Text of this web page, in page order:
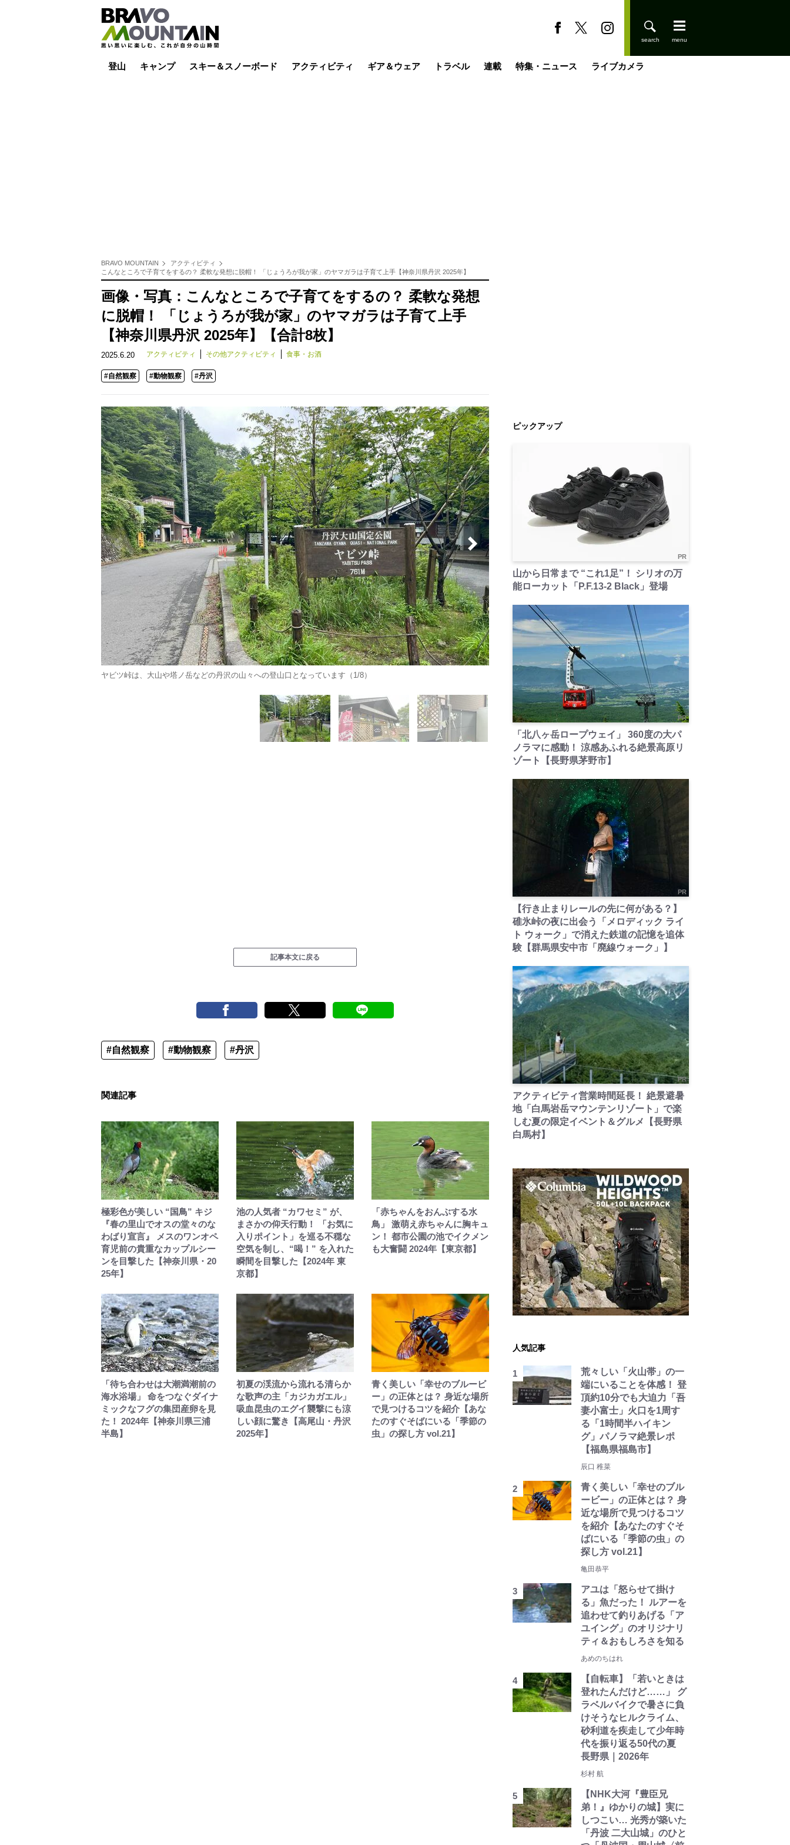
登山 キャンプ スキー＆スノーボード アクティビティ ギア＆ウェア トラベル 連載 特集・ニュース ライブカメラ
BRAVO MOUNTAIN
アクティビティ
こんなところで子育てをするの？ 柔軟な発想に脱帽！ 「じょうろが我が家」のヤマガラは子育て上手【神奈川県丹沢 2025年】
画像・写真：こんなところで子育てをするの？ 柔軟な発想
に脱帽！ 「じょうろが我が家」のヤマガラは子育て上手
【神奈川県丹沢 2025年】【合計8枚】
2025.6.20 アクティビティ その他アクティビティ 食事・お酒
#自然観察 #動物観察 #丹沢
ヤビツ峠は、大山や塔ノ岳などの丹沢の山々への登山口となっています（1/8）
記事本文に戻る
#自然観察 #動物観察 #丹沢
関連記事
極彩色が美しい “国鳥” キジ
『春の里山でオスの堂々のな
わばり宣言』 メスのワンオペ
育児前の貴重なカップルシー
ンを目撃した【神奈川県・20
25年】
池の人気者 “カワセミ” が、
まさかの仰天行動！ 「お気に
入りポイント」を巡る不穏な
空気を制し、“喝！” を入れた
瞬間を目撃した【2024年 東
京都】
「赤ちゃんをおんぶする水
鳥」 激萌え赤ちゃんに胸キュ
ン！ 都市公園の池でイクメン
も大奮闘 2024年【東京都】
「待ち合わせは大潮満潮前の
海水浴場」 命をつなぐダイナ
ミックなフグの集団産卵を見
た！ 2024年【神奈川県三浦
半島】
初夏の渓流から流れる清らか
な歌声の主「カジカガエル」
吸血昆虫のエグイ襲撃にも涼
しい顔に驚き【高尾山・丹沢
2025年】
青く美しい「幸せのブルービ
ー」の正体とは？ 身近な場所
で見つけるコツを紹介【あな
たのすぐそばにいる「季節の
虫」の探し方 vol.21】
ピックアップ
PR
山から日常まで “これ1足”！ シリオの万
能ローカット「P.F.13-2 Black」登場
PR
「北八ヶ岳ロープウェイ」 360度の大パ
ノラマに感動！ 涼感あふれる絶景高原リ
ゾート【長野県茅野市】
PR
【行き止まりレールの先に何がある？】
碓氷峠の夜に出会う「メロディック ライ
ト ウォーク」で消えた鉄道の記憶を追体
験【群馬県安中市「廃線ウォーク」】
PR
アクティビティ営業時間延長！ 絶景避暑
地「白馬岩岳マウンテンリゾート」で楽
しむ夏の限定イベント＆グルメ【長野県
白馬村】
人気記事
荒々しい「火山帯」の一
端にいることを体感！ 登
頂約10分でも大迫力「吾
妻小富士」火口を1周す
る「1時間半ハイキン
グ」パノラマ絶景レポ
【福島県福島市】
辰口 稚菜
青く美しい「幸せのブル
ービー」の正体とは？ 身
近な場所で見つけるコツ
を紹介【あなたのすぐそ
ばにいる「季節の虫」の
探し方 vol.21】
亀田恭平
アユは「怒らせて掛け
る」魚だった！ ルアーを
追わせて釣りあげる「ア
ユイング」のオリジナリ
ティ＆おもしろさを知る
あめのちはれ
【自転車】「若いときは
登れたんだけど……」 グ
ラベルバイクで暑さに負
けそうなヒルクライム、
砂利道を疾走して少年時
代を振り返る50代の夏
長野県｜2026年
杉村 航
【NHK大河『豊臣兄
弟！』ゆかりの城】実に
しつこい… 光秀が築いた
「丹波 二大山城」のひと